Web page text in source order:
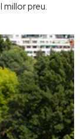
millor preu.